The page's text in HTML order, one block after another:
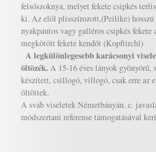
felsőszoknya, melyet fekete csipkés
ki. Az elöl plisszírozott,(Peilike)
nyakpántos vagy galléros csipkés
megkötött fekete kendőt (Kopftirchl)
A legkülönlegesebb karácsonyi
öltözék.A 15-16 éves lányok
készített, csillogó, villogó, csak erre az
öltöttek.
A sváb viseletek Németbányán. c.
módszertani referense támogatásával